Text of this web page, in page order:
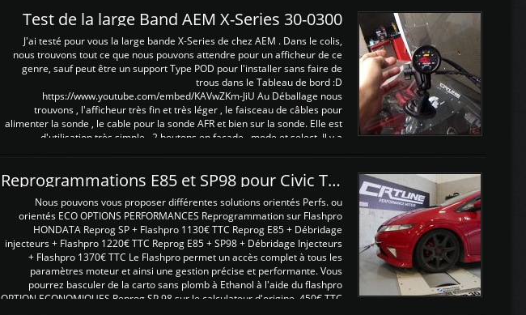
Test de la large Band AEM X-Series 30-0300
J'ai testé pour vous la large bande X-Series de chez AEM . Dans le colis,
nous trouvons tout ce que nous pouvons attendre pour un afficheur de ce
genre, sauf peut être un support Type POD pour l'installer sans faire de
trous dans le Tableau de bord :D
https://www.youtube.com/embed/KAVwZKm-JiU Au Déballage nous
trouvons , l'afficheur très fin et très léger , le faisceau de câbles pour
alimenter la sonde , le cable pour la sonde AFR et bien sur la sonde. Elle est
d'utilisation très simple , 2 boutons en façade , mode et select. Il y a
Reprogrammations E85 et SP98 pour Civic Type R FN2
Nous pouvons vous proposer différentes solutions orientés Perfs. ou
orientés ECO OPTIONS PERFORMANCES Reprogrammation sur Flashpro
HONDATA Reprog SP + Flashpro 1130€ TTC Reprog E85 + Débridage
injecteurs + Flashpro 1220€ TTC Reprog E85 + SP98 + Débridage Injecteurs
+ Flashpro 1370€ TTC Le Flashpro permet un accès complet à tous les
paramètres moteur et ainsi une gestion précise et performante. Vous
pourrez basculer de la carto sans plomb à Ethanol à l'aide du flashpro
OPTION ECONOMIQUES Reprog SP 98 sur le calculateur d'origine 450€ TTC